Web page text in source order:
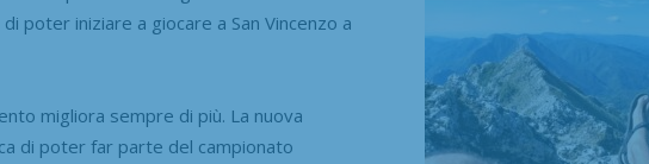
poter iniziare a giocare a San Vincenzo a
migliora sempre di più. La nuova
di poter far parte del campionato